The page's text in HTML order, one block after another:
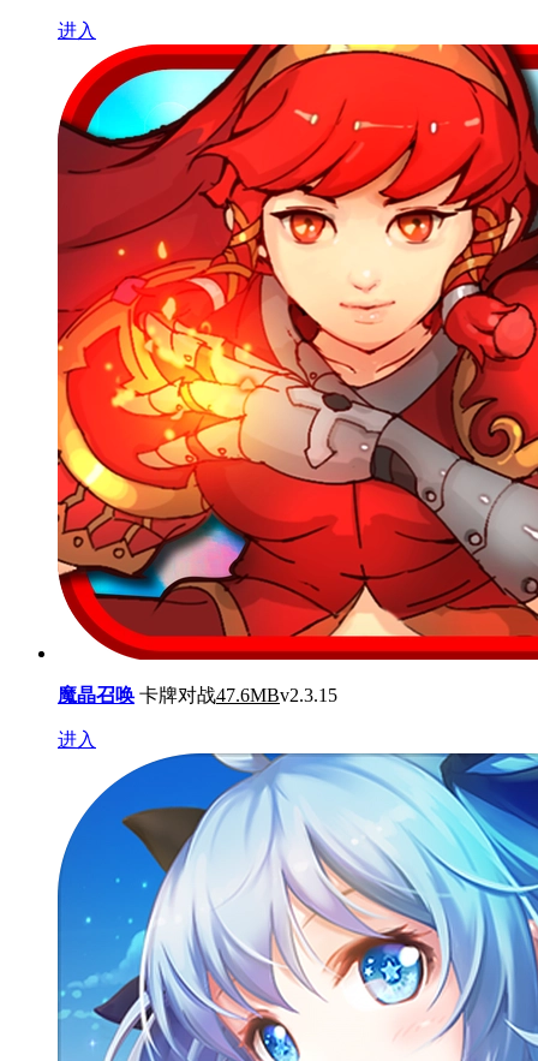
进入
魔晶召唤 卡牌对战47.6MBv2.3.15
进入